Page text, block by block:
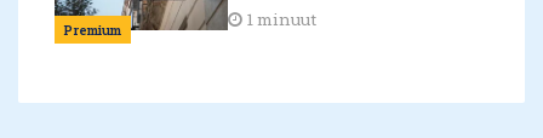
Premium 1 minuut